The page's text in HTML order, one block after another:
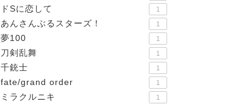
ドSに恋して 1
あんさんぶるスターズ！ 1
夢100 1
刀剣乱舞 1
千銃士 1
fate/grand order 1
ミラクルニキ 1